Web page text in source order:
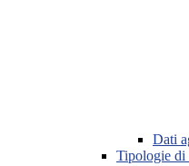
Dati
Tipologie di